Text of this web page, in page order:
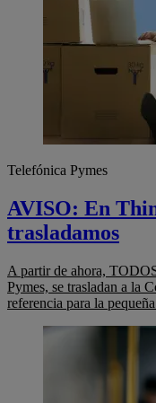
Telefónica Pymes
AVISO: En
trasladamos
A partir de ahora,
Pymes, se trasladan a la
referencia para la